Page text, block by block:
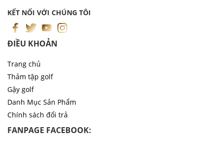
KẾT NỐI VỚI CHÚNG TÔI
ĐIỀU KHOẢN
Trang chủ
Thảm tập golf
Gậy golf
Danh Mục Sản Phẩm
Chính sách đổi trả
FANPAGE FACEBOOK: